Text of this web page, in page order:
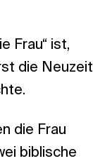
Frau“ ist,
die Neuzeit
die Frau
biblische